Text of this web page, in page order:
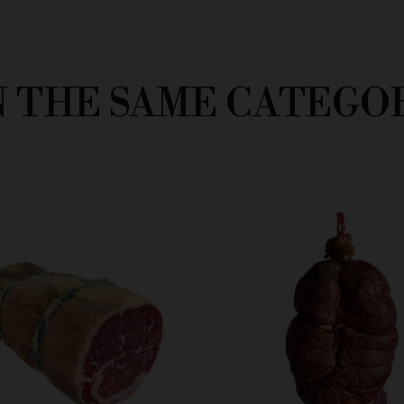
THE SAME